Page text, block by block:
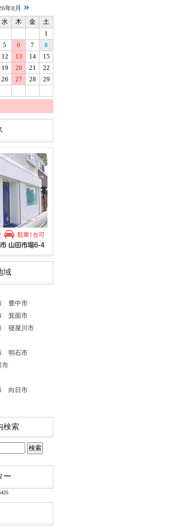
年8月 »
水 木 金
土
1
5 6 7
8
12 13 14
15
19 20 21
22
26 27 28
29
域
豊中市
箕面市
寝屋川市
明石市
市
向日市
検索
ー